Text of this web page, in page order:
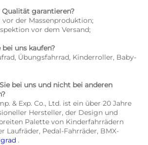
garantieren?
der Massenproduktion;
vor dem Versand;
bei uns kaufen?
Übungsfahrrad, Kinderroller, Baby-
bei uns und nicht bei anderen
& Exp. Co., Ltd. ist ein über 20 Jahre
Hersteller, der Design und
Palette von Kinderfahrrädern
Laufräder, Pedal-Fahrräder, BMX-
.